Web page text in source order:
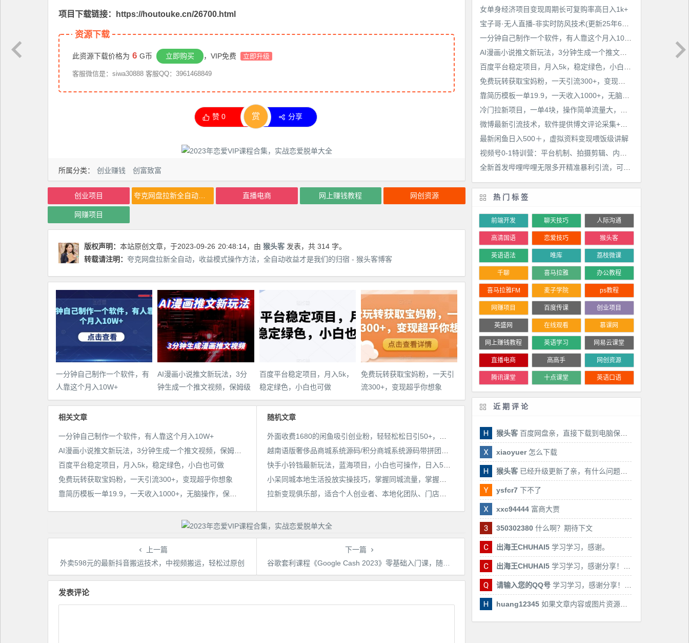
项目下载链接：https://houtouke.cn/26700.html
资源下载
此资源下载价格为 6 G币 立即购买 ，VIP免费 立即升级
客服微信是：siwa30888 客服QQ：3961468849
赞0 赏 分享
所属分类： 创业赚钱 创富致富
创业项目 夸克网盘拉新全自动，收益模式操作方法，全自动收益才是我们的归宿 直播电商 网上赚钱教程 网创资源
网赚项目
版权声明： 本站原创文章，于2023-09-26 20:48:14，由 猴头客 发表，共 314 字。
转载请注明： 夸克网盘拉新全自动，收益模式操作方法，全自动收益才是我们的归宿 - 猴头客博客
一分钟自己制作一个软件，有
人靠这个月入10W+
AI漫画小说推文新玩法，3分
钟生成一个推文视频，保姆级
教程【配项目操作和软件教
百度平台稳定项目，月入5k，
稳定绿色，小白也可做
免费玩转获取宝妈粉，一天引
流300+，变现超乎你想象
相关文章
一分钟自己制作一个软件，有人靠这个月入10W+
百度平台稳定项目，月入5k，稳定绿色，小白也可做
免费玩转获取宝妈粉，一天引流300+，变现超乎你想象
随机文章
拉新变现俱乐部，适合个人创业者、本地化团队、门店老板、门店服务营销公司
上一篇
外卖598元的最新抖音搬运技术，中视频搬运，轻松过原创
下一篇
谷歌套利课程《Google Cash 2023》零基础入门课，随到随学
发表评论
女单身经济项目变现周期长可复购率高日入1k+
一分钟自己制作一个软件，有人靠这个月入10W+
AI漫画小说推文新玩法，3分钟生成一个推文视频，保姆级教程【配项目操作和软件教程】
免费玩转获取宝妈粉，一天引流300+，变现超乎你想象
微博最新引流技术，软件提供博文评论采集+私信实现精准引流【揭秘】
最新闲鱼日入500＋，虚拟资料变现喂饭级讲解
全新首发哔哩哔哩无限多开精准暴利引流，可无限多开，抗封首发精品脚本
热门标签
前端开发 聊天技巧 人际沟通
高清国语 恋爱技巧 猴头客
英语语法 唯库 荔枝微课
千聊 喜马拉雅 办公教程
喜马拉雅FM 麦子学院 ps教程
网赚项目 百度传课 创业项目
英盛网 在线观看 慕课网
网上赚钱教程 英语学习 网易云课堂
直播电商 高高手 网创资源
腾讯课堂 十点课堂 英语口语
近期评论
猴头客百度网盘亲，直接下载到电脑保存亲，后期有课还会更新
xiaoyuer怎么下载
猴头客已经升级更新了亲，有什么问题随时联系我！
ysfcr7下不了
xxc94444富商大贾
350302380什么啊？期待下文
出海王CHUHAI5学习学习，感谢。
出海王CHUHAI5学习学习，感谢分享！！！
请输入您的QQ号学习学习，感谢分享！！！
huang12345如果文章内容或图片资源失效，请留言反馈，我